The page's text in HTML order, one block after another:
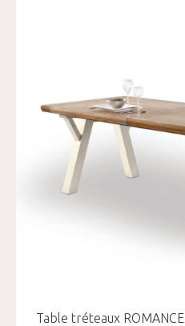
Table tréteaux ROMANCE